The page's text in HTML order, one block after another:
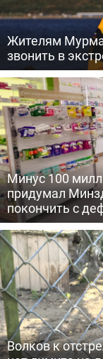
Жителям
звонить в
Минус 100
придумал
покончить с
Волков к